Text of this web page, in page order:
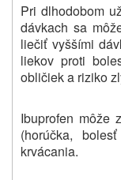
Pri dlhodobom
dávkach sa
liečiť vyššími
liekov proti
obličiek a riziko
Ibuprofen môže
(horúčka,
krvácania.